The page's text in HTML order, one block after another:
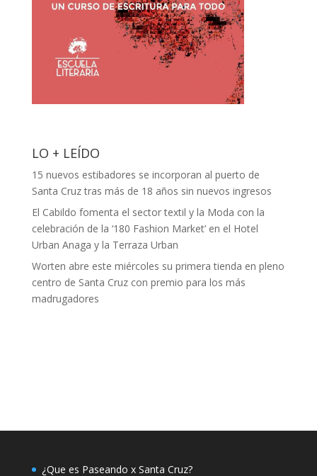
LO + LEÍDO
15 nuevos estibadores se incorporan al puerto de
Santa Cruz tras más de 18 años sin nuevos ingresos
El Cabildo fomenta el sector textil y la Moda con la
celebración de la ‘180 Fashion Market’ en el Hotel
Urban Anaga y la Terraza Urban
Worten abre este miércoles su primera tienda en pleno
centro de Santa Cruz con premio para los más
madrugadores
¿Que es Paseando x Santa Cruz?